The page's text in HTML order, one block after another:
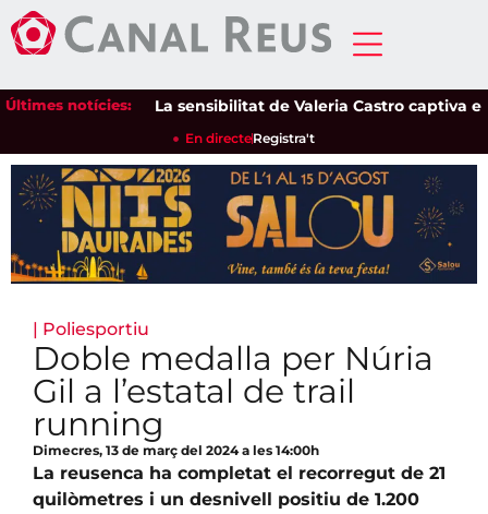
Últimes notícies:La sensibilitat de Valeria Castro captiva el
En directeRegistra't
| Poliesportiu
Doble medalla per Núria
Gil a l’estatal de trail
running
Dimecres, 13 de març del 2024 a les 14:00h
La reusenca ha completat el recorregut de 21
quilòmetres i un desnivell positiu de 1.200